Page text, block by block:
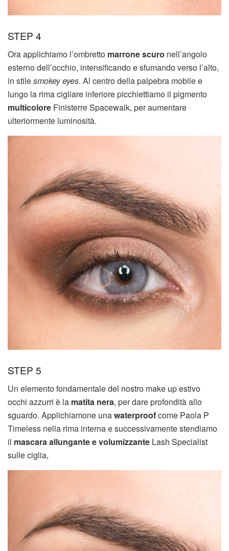
STEP 4
Ora applichiamo l’ombretto marrone scuro nell’angolo
esterno dell’occhio, intensificando e sfumando verso l’alto,
in stilesmokey eyes. Al centro della palpebra mobile e
lungo la rima cigliare inferiore picchiettiamo il pigmento
multicolore Finisterre Spacewalk, per aumentare
ulteriormente luminosità.
STEP 5
Un elemento fondamentale del nostro make up estivo
occhi azzurri è la matita nera, per dare profondità allo
sguardo. Applichiamone unawaterproofcome Paola P
Timeless nella rima interna e successivamente stendiamo
il mascara allungante e volumizzante Lash Specialist
sulle ciglia,